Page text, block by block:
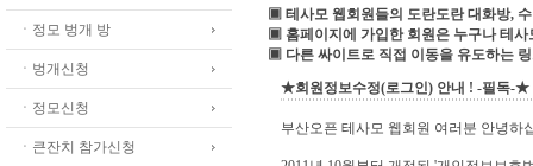
ㆍ정모 벙개 방
ㆍ벙개신청
ㆍ정모신청
ㆍ큰잔치 참가신청
▣ 테사모 웹회원들의 도란도란 대화방,
▣ 홈페이지에 가입한 회원은 누구나 테사
▣ 다른 싸이트로 직접 이동을 유도하는
★회원정보수정(로그인) 안내 ! -필독-★
부산오픈 테사모 웹회원 여러분 안녕하